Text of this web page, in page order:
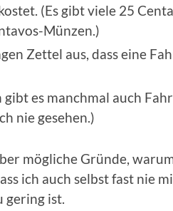
(Es gibt vie­le 25
Münzen.)
Zet­tel aus, dass eine
es manch­mal auch
nie gesehen.)
mög­li­che Grün­de,
ich auch selbst fast nie
gering ist.